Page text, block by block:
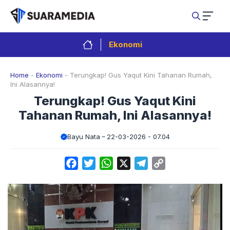
Langsung
isi
Ekonomi
Home - Ekonomi - Terungkap! Gus Yaqut Kini Tahanan Rumah,
Ini Alasannya!
Terungkap! Gus Yaqut Kini
Tahanan Rumah, Ini Alasannya!
Bayu Nata 22-03-2026 - 07.04
FacebookTwitterWhatsApp Telegram